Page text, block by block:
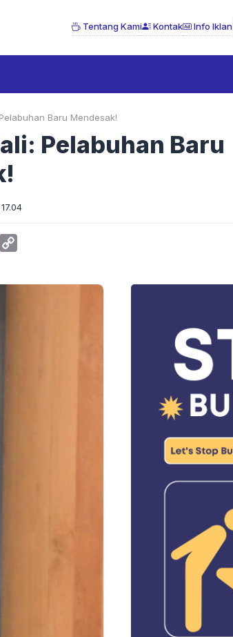
Tentang Kami Kontak Info Iklan
Baru Mendesak!
Pelabuhan Baru
Telegram